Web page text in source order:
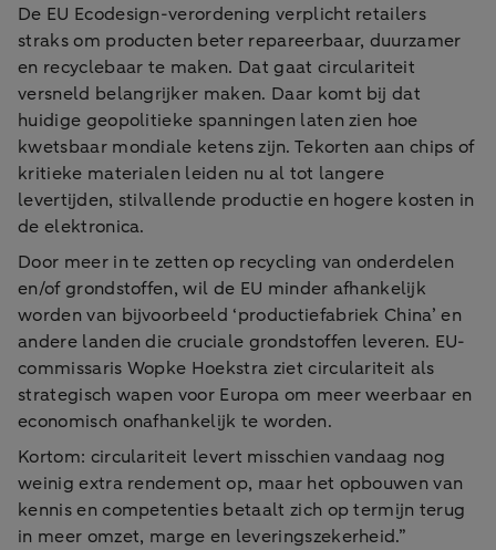
De EU Ecodesign-verordening verplicht retailers
straks om producten beter repareerbaar, duurzamer
en recyclebaar te maken. Dat gaat circulariteit
versneld belangrijker maken. Daar komt bij dat
huidige geopolitieke spanningen laten zien hoe
kwetsbaar mondiale ketens zijn. Tekorten aan chips of
kritieke materialen leiden nu al tot langere
levertijden, stilvallende productie en hogere kosten in
de elektronica.
Door meer in te zetten op recycling van onderdelen
en/of grondstoffen, wil de EU minder afhankelijk
worden van bijvoorbeeld ‘productiefabriek China’ en
andere landen die cruciale grondstoffen leveren. EU-
commissaris Wopke Hoekstra ziet circulariteit als
strategisch wapen voor Europa om meer weerbaar en
economisch onafhankelijk te worden.
Kortom: circulariteit levert misschien vandaag nog
weinig extra rendement op, maar het opbouwen van
kennis en competenties betaalt zich op termijn terug
in meer omzet, marge en leveringszekerheid.”